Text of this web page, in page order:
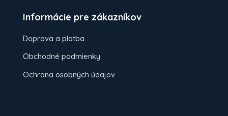
Informácie pre zákazníkov
Doprava a platba
Obchodné podmienky
Ochrana osobných údajov